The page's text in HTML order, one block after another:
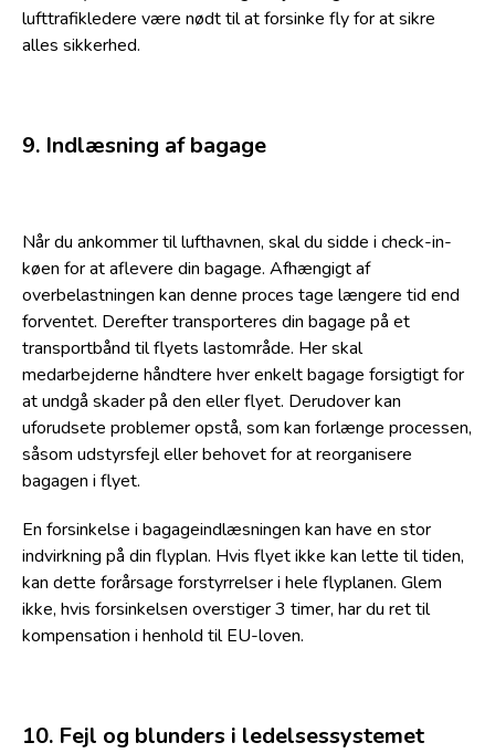
lufttrafikledere være nødt til at forsinke fly for at sikre
alles sikkerhed.
9. Indlæsning af bagage
Når du ankommer til lufthavnen, skal du sidde i check-in-
køen for at aflevere din bagage. Afhængigt af
overbelastningen kan denne proces tage længere tid end
forventet. Derefter transporteres din bagage på et
transportbånd til flyets lastområde. Her skal
medarbejderne håndtere hver enkelt bagage forsigtigt for
at undgå skader på den eller flyet. Derudover kan
uforudsete problemer opstå, som kan forlænge processen,
såsom udstyrsfejl eller behovet for at reorganisere
bagagen i flyet.
En forsinkelse i bagageindlæsningen kan have en stor
indvirkning på din flyplan. Hvis flyet ikke kan lette til tiden,
kan dette forårsage forstyrrelser i hele flyplanen. Glem
ikke, hvis forsinkelsen overstiger 3 timer, har du ret til
kompensation i henhold til EU-loven.
10. Fejl og blunders i ledelsessystemet